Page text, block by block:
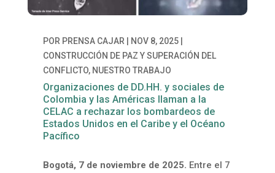
POR PRENSA CAJAR NOV 8, 2025|
CONSTRUCCIÓN DE PAZ Y SUPERACIÓN DEL
CONFLICTO, NUESTRO TRABAJO
Organizaciones de DD.HH. y sociales de
Colombia y las Américas llaman a la
CELAC a rechazar los bombardeos de
Estados Unidos en el Caribe y el Océano
Pacífico
Bogotá, 7 de noviembre de 2025. Entre el 7